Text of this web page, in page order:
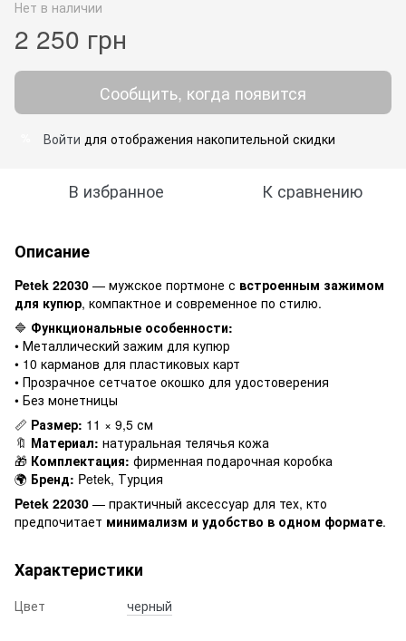
Нет в наличии
2 250 грн
Сообщить, когда появится
Войти для отображения накопительной скидки
В избранное К сравнению
Описание
Petek 22030 — мужское портмоне с встроенным зажимом
для купюр, компактное и современное по стилю.
🔷 Функциональные особенности:
• Металлический зажим для купюр
• 10 карманов для пластиковых карт
• Прозрачное сетчатое окошко для удостоверения
• Без монетницы
📏 Размер: 11 × 9,5 см
🔖 Материал: натуральная телячья кожа
🎁 Комплектация: фирменная подарочная коробка
🌍 Бренд: Petek, Турция
Petek 22030 — практичный аксессуар для тех, кто
предпочитает минимализм и удобство в одном формате.
Характеристики
Цвет черный